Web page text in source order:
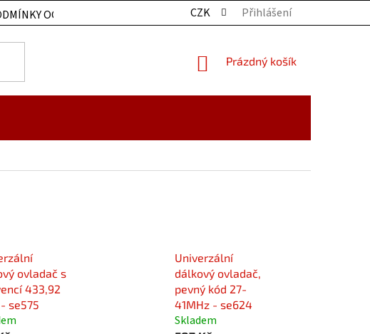
OCHRANY OSOBNÍCH ÚDAJŮ KONTAKTY
CZK Přihlášení
NÁKUPNÍ
Prázdný košík
ovladač s
433,92
se575
Univerzální
dálkový ovladač,
pevný kód 27-
41MHz - se624
Skladem